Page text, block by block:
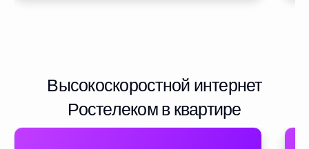
Высокоскоростной интернет
Ростелеком в квартире